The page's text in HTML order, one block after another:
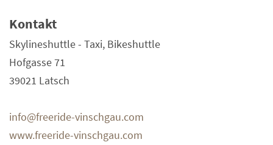
Kontakt
Skylineshuttle - Taxi, Bikeshuttle
Hofgasse 71
39021 Latsch
info@freeride-vinschgau.com
www.freeride-vinschgau.com